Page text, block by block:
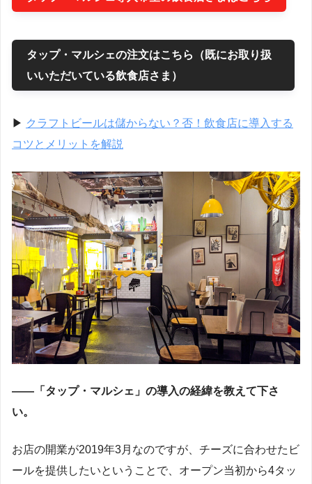
タップ・マルシェの注文はこちら（既にお取り扱
いいただいている飲食店さま）
▶︎ クラフトビールは儲からない？否！飲食店に導入する
コツとメリットを解説
――「タップ・マルシェ」の導入の経緯を教えて下さ
い。
お店の開業が2019年3月なのですが、チーズに合わせたビ
ールを提供したいということで、オープン当初から4タッ